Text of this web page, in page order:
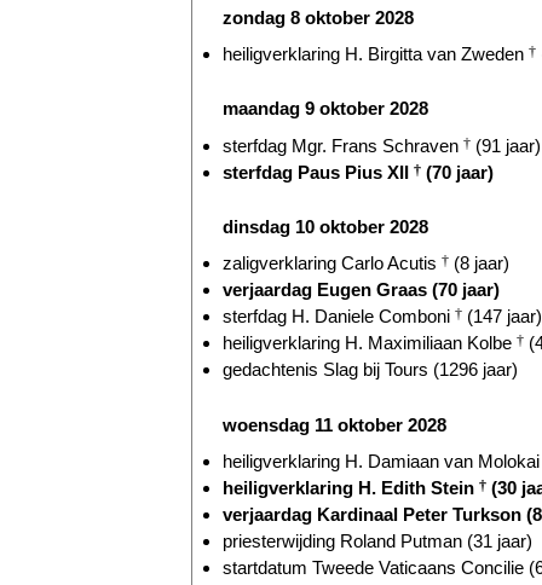
zondag 8 oktober 2028
heiligverklaring H. Birgitta van Zweden †
maandag 9 oktober 2028
sterfdag Mgr. Frans Schraven † (91 jaar)
sterfdag Paus Pius XII † (70 jaar)
dinsdag 10 oktober 2028
zaligverklaring Carlo Acutis † (8 jaar)
verjaardag Eugen Graas (70 jaar)
sterfdag H. Daniele Comboni † (147 jaar)
heiligverklaring H. Maximiliaan Kolbe †
gedachtenis Slag bij Tours (1296 jaar)
woensdag 11 oktober 2028
heiligverklaring H. Damiaan van
heiligverklaring H. Edith Stein † (30
verjaardag Kardinaal Peter Turkson
priesterwijding Roland Putman (31 jaar)
startdatum Tweede Vaticaans Concilie